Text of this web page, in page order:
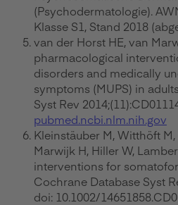
(Psychodermatologie).
Klasse S1, Stand 2018
van der Horst HE, van
pharmacological
disorders and medically
symptoms (MUPS) in
Syst Rev
pubmed.ncbi.nlm.nih.gov
Kleinstäuber M, Witthöft
Marwijk H, Hiller W,
interventions for
Cochrane Database Syst
doi: 10.1002/